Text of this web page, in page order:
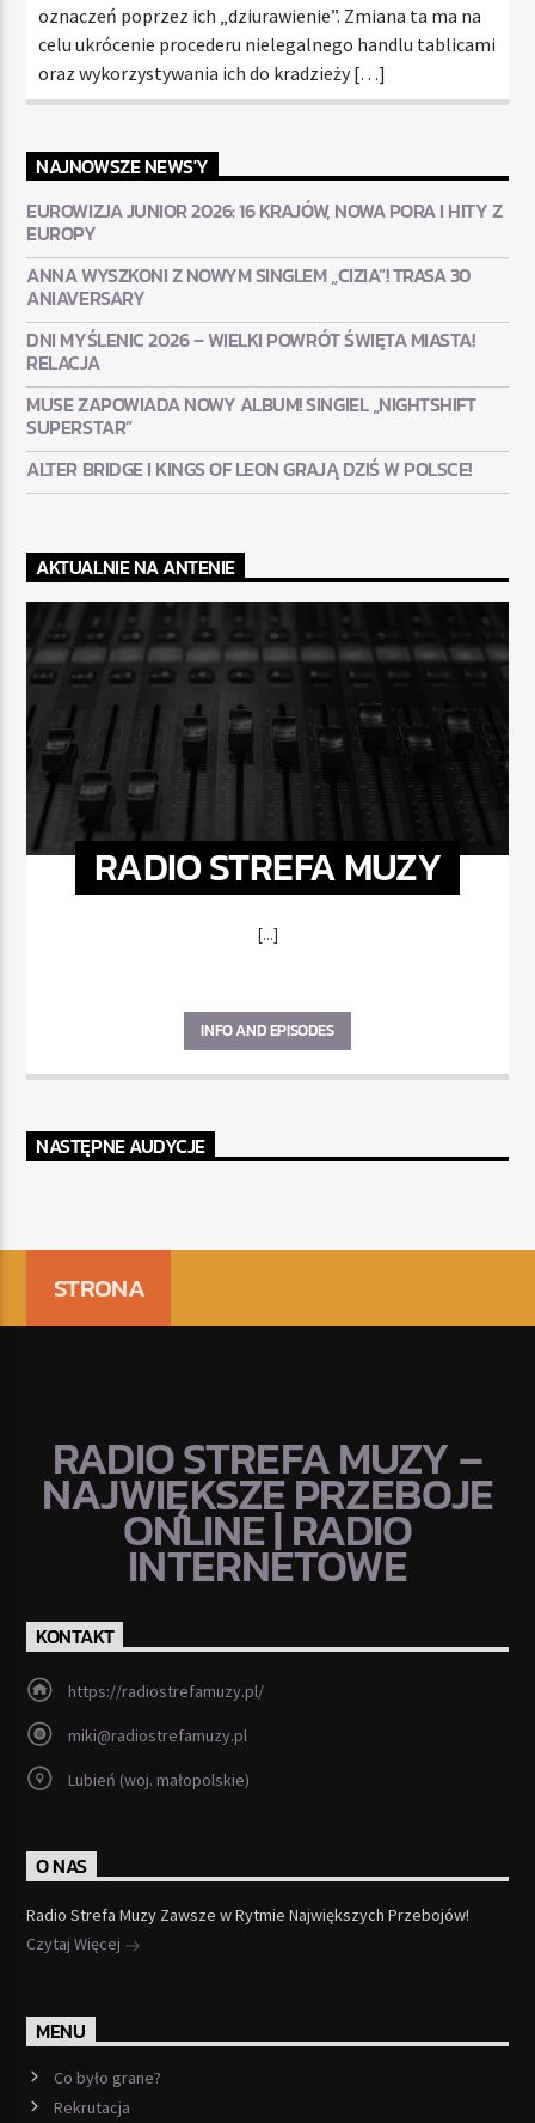
oznaczeń poprzez ich „dziurawienie”. Zmiana ta ma na
celu ukrócenie procederu nielegalnego handlu tablicami
oraz wykorzystywania ich do kradzieży […]
NAJNOWSZE NEWS'Y
EUROWIZJA JUNIOR 2026: 16 KRAJÓW, NOWA PORA I HITY Z
EUROPY
ANNA WYSZKONI Z NOWYM SINGLEM „CIZIA”! TRASA 30
ANIAVERSARY
DNI MYŚLENIC 2026 – WIELKI POWRÓT ŚWIĘTA MIASTA!
RELACJA
MUSE ZAPOWIADA NOWY ALBUM! SINGIEL „NIGHTSHIFT
SUPERSTAR”
ALTER BRIDGE I KINGS OF LEON GRAJĄ DZIŚ W POLSCE!
AKTUALNIE NA ANTENIE
RADIO STREFA MUZY
[...]
INFO AND EPISODES
NASTĘPNE AUDYCJE
STRONA
RADIO STREFA MUZY –
NAJWIĘKSZE PRZEBOJE
ONLINE | RADIO
INTERNETOWE
KONTAKT
https://radiostrefamuzy.pl/
miki@radiostrefamuzy.pl
Lubień (woj. małopolskie)
O NAS
Radio Strefa Muzy Zawsze w Rytmie Największych Przebojów!
Czytaj Więcej
MENU
Co było grane?
Rekrutacja